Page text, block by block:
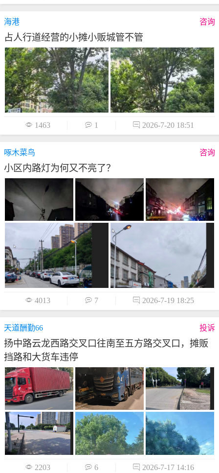
海港 咨询
占人行道经营的小摊小贩城管不管
 1463  1  2026-7-20 18:51
啄木菜鸟 咨询
小区内路灯为何又不亮了？
 4013  7  2026-7-19 18:25
天道酬勤66 投诉
扬中路云龙西路交叉口往南至五方路交叉口，摊贩
挡路和大货车违停
 2203  6  2026-7-17 14:16